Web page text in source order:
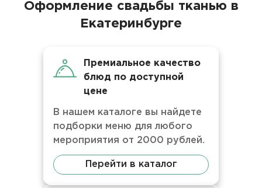
Оформление свадьбы тканью в
Екатеринбурге
Премиальное качество
блюд по доступной
цене
В нашем каталоге вы найдете
подборки меню для любого
мероприятия от 2000 рублей.
Перейти в каталог